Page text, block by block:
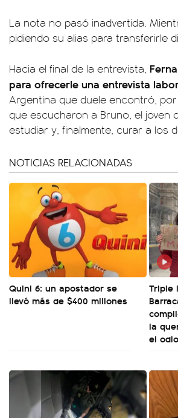
La nota no pasó inadvertida.
pidiendo su alias para transferirle
Hacia el final de la entrevista,
para ofrecerle una entrevista
Argentina que duele encontró,
que escucharon a Bruno, el joven
estudiar y, finalmente, curar a los
NOTICIAS RELACIONADAS
Quini 6: un apostador se
llevó más de $400 millones
Triple
la
el odio